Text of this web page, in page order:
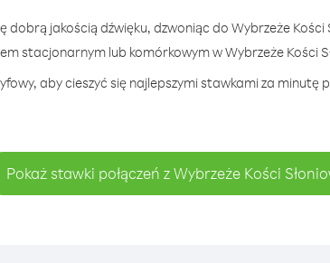
dobrą jakością dźwięku, dzwoniąc do Wybrzeże
stacjonarnym lub komórkowym w Wybrzeże Kości
aby cieszyć się najlepszymi stawkami za minutę
Pokaż stawki połączeń z Wybrzeże Kości